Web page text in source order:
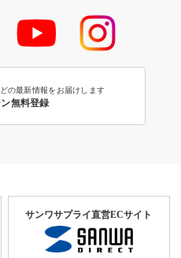
の最新情報をお届けします
無料登録
サンワサプライ直営ECサイト